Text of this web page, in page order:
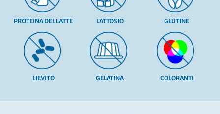
PROTEINA DEL LATTE LATTOSIO GLUTINE
LIEVITO GELATINA COLORANTI